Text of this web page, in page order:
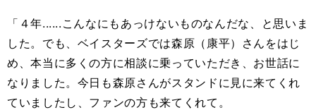
「４年......こんなにもあっけないものなんだな、と思いま
した。でも、ベイスターズでは森原（康平）さんをはじ
め、本当に多くの方に相談に乗っていただき、お世話に
なりました。今日も森原さんがスタンドに見に来てくれ
ていましたし、ファンの方も来てくれて。